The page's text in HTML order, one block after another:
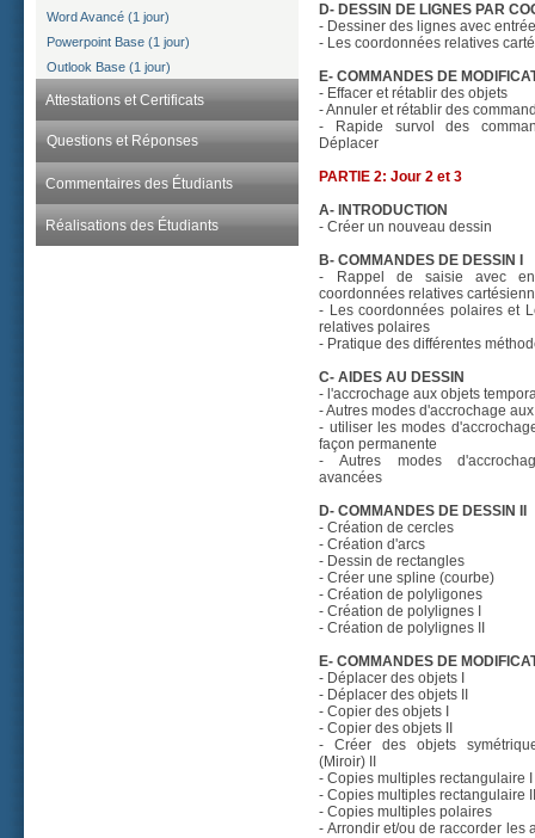
Word Avancé (1 jour)
Powerpoint Base (1 jour)
Outlook Base (1 jour)
Attestations et Certificats
Questions et Réponses
Commentaires des Étudiants
Réalisations des Étudiants
D- DESSIN DE LIGNES PAR
- Dessiner des lignes avec
- Les coordonnées relatives
E- COMMANDES DE
- Effacer et rétablir des objets
- Annuler et rétablir des
- Rapide survol des
Déplacer
PARTIE 2: Jour 2 et 3
A- INTRODUCTION
- Créer un nouveau dessin
B- COMMANDES DE DESSIN I
- Rappel de saisie avec
coordonnées relatives
- Les coordonnées polaires et
relatives polaires
- Pratique des différentes
C- AIDES AU DESSIN
- l'accrochage aux objets
- Autres modes d'accrochage
- utiliser les modes
façon permanente
- Autres modes
avancées
D- COMMANDES DE DESSIN II
- Création de cercles
- Création d'arcs
- Dessin de rectangles
- Créer une spline (courbe)
- Création de polyligones
- Création de polylignes I
- Création de polylignes II
E- COMMANDES DE
- Déplacer des objets I
- Déplacer des objets II
- Copier des objets I
- Copier des objets II
- Créer des objets
(Miroir) II
- Copies multiples rectangulaire I
- Copies multiples rectangulaire
- Copies multiples polaires
- Arrondir et/ou de raccorder les